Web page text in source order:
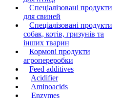
Спеціалізовані продукти
для свиней
Спеціалізовані продукти
собак, котів, гризунів та
інших тварин
Кормові продукти
агропереробки
Feed additives
Acidifier
Aminoacids
Enzymes